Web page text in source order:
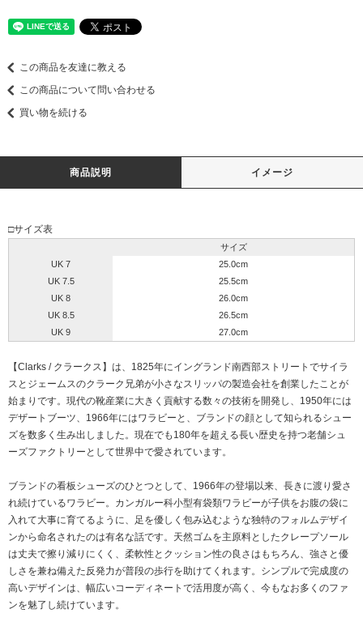
この商品を友達に教える
この商品について問い合わせる
買い物を続ける
商品説明 イメージ
□サイズ表
サイズ
UK 7
25.0cm
UK 7.5
25.5cm
UK 8
26.0cm
UK 8.5
26.5cm
UK 9
27.0cm
【Clarks / クラークス】は、1825年にイングランド南西部ストリートでサイラ
スとジェームスのクラーク兄弟が小さなスリッパの製造会社を創業したことが
始まりです。現代の靴産業に大きく貢献する数々の技術を開発し、1950年には
デザートブーツ、1966年にはワラビーと、ブランドの顔として知られるシュー
ズを数多く生み出しました。現在でも180年を超える長い歴史を持つ老舗シュ
ーズファクトリーとして世界中で愛されています。
ブランドの看板シューズのひとつとして、1966年の登場以来、長きに渡り愛さ
れ続けているワラビー。カンガルー科小型有袋類ワラビーが子供をお腹の袋に
入れて大事に育てるように、足を優しく包み込むような独特のフォルムデザイ
ンから命名されたのは有名な話です。天然ゴムを主原料としたクレープソール
は丈夫で擦り減りにくく、柔軟性とクッション性の良さはもちろん、強さと優
しさを兼ね備えた反発力が普段の歩行を助けてくれます。シンプルで完成度の
高いデザインは、幅広いコーディネートで活用度が高く、今もなお多くのファ
ンを魅了し続けています。